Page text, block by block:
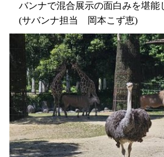
バンナで混合展示の面白みを堪能
(サバンナ担当 岡本こず恵)